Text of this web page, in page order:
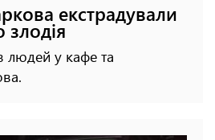
екстрадували
злодія
людей у кафе та